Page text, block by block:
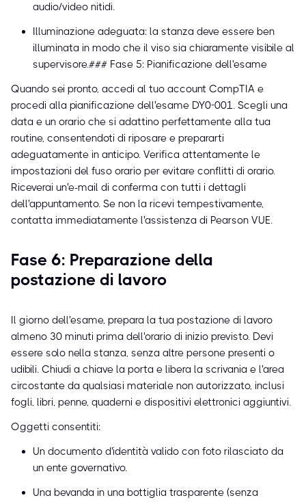
audio/video nitidi.
Illuminazione adeguata: la stanza deve essere ben
illuminata in modo che il viso sia chiaramente visibile al
supervisore.### Fase 5: Pianificazione dell'esame
Quando sei pronto, accedi al tuo account CompTIA e
procedi alla pianificazione dell'esame DY0-001. Scegli una
data e un orario che si adattino perfettamente alla tua
routine, consentendoti di riposare e prepararti
adeguatamente in anticipo. Verifica attentamente le
impostazioni del fuso orario per evitare conflitti di orario.
Riceverai un'e-mail di conferma con tutti i dettagli
dell'appuntamento. Se non la ricevi tempestivamente,
contatta immediatamente l'assistenza di Pearson VUE.
Fase 6: Preparazione della
postazione di lavoro
Il giorno dell'esame, prepara la tua postazione di lavoro
almeno 30 minuti prima dell'orario di inizio previsto. Devi
essere solo nella stanza, senza altre persone presenti o
udibili. Chiudi a chiave la porta e libera la scrivania e l'area
circostante da qualsiasi materiale non autorizzato, inclusi
fogli, libri, penne, quaderni e dispositivi elettronici aggiuntivi.
Oggetti consentiti:
Un documento d'identità valido con foto rilasciato da
un ente governativo.
Una bevanda in una bottiglia trasparente (senza